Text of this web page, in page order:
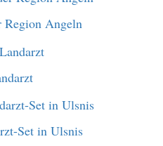
Region Angeln
Set in Ulsnis